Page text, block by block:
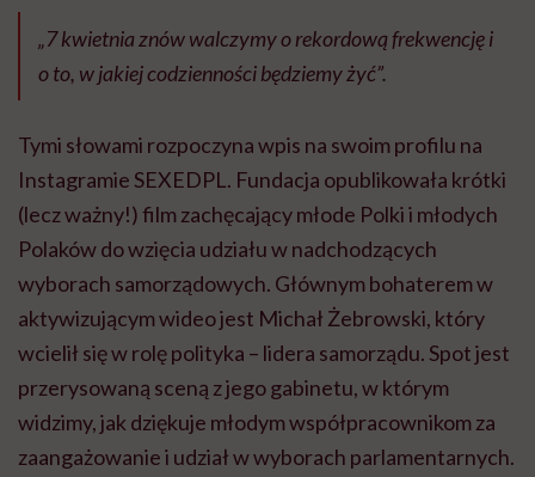
„7 kwietnia znów walczymy o rekordową frekwencję i
o to, w jakiej codzienności będziemy żyć”.
Tymi słowami rozpoczyna wpis na swoim profilu na
Instagramie SEXEDPL. Fundacja opublikowała krótki
(lecz ważny!) film zachęcający młode Polki i młodych
Polaków do wzięcia udziału w nadchodzących
wyborach samorządowych. Głównym bohaterem w
aktywizującym wideo jest Michał Żebrowski, który
wcielił się w rolę polityka – lidera samorządu. Spot jest
przerysowaną sceną z jego gabinetu, w którym
widzimy, jak dziękuje młodym współpracownikom za
zaangażowanie i udział w wyborach parlamentarnych.